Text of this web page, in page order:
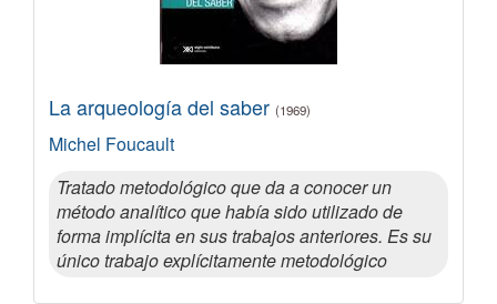
La arqueología del saber (1969)
Michel Foucault
Tratado metodológico que da a conocer un
método analítico que había sido utilizado de
forma implícita en sus trabajos anteriores. Es su
único trabajo explícitamente metodológico